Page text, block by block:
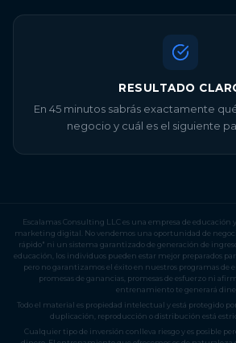
RESULTADO
En 45 minutos sabrás exactamente
negocio y cuál es el siguiente
Escalamas Consulting LLC es una empresa de
marketing digital. No vendemos una oportunidad de
rápido" ni un sistema garantizado de generación de
educación, los individuos pueden estar mejor preparados
pero no garantizamos el éxito en nuestros programas de
promesas de ganancias, promesas de esfuerzo ni
entrenamiento te generará
Todo el material es propiedad intelectual y está protegido
duplicación, reproducción o distribución está
Cualquier tipo de inversión conlleva riesgo y es posible